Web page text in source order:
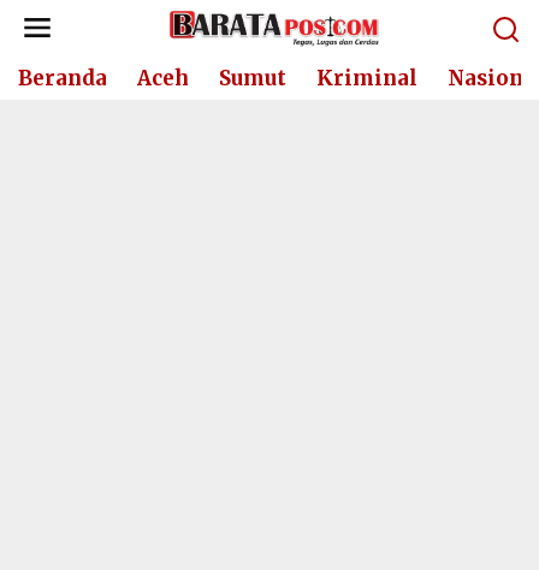
Lewati
konten
Beranda Aceh Sumut Kriminal